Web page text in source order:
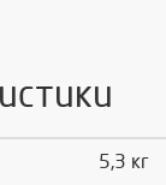
5,3 кг